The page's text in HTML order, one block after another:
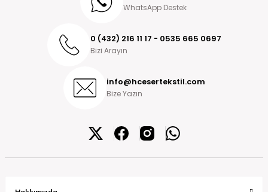
WhatsApp Destek
0 (432) 216 11 17 - 0535 665 0697
Bizi Arayın
info@hcesertekstil.com
Bize Yazın